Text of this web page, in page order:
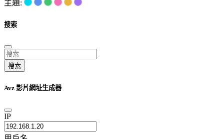
主題:
搜索
搜索
Avz 影片網址生成器
IP